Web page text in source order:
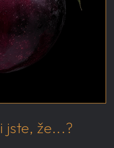
jste, že...?